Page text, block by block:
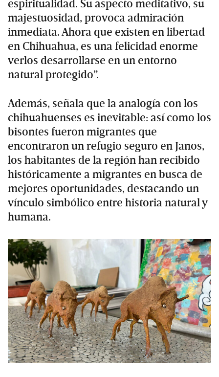
espiritualidad. Su aspecto meditativo, su
majestuosidad, provoca admiración
inmediata. Ahora que existen en libertad
en Chihuahua, es una felicidad enorme
verlos desarrollarse en un entorno
natural protegido”.
Además, señala que la analogía con los
chihuahuenses es inevitable: así como los
bisontes fueron migrantes que
encontraron un refugio seguro en Janos,
los habitantes de la región han recibido
históricamente a migrantes en busca de
mejores oportunidades, destacando un
vínculo simbólico entre historia natural y
humana.